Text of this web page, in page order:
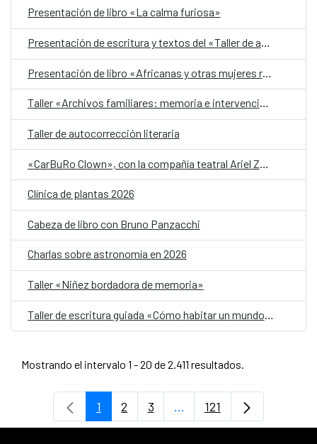
Presentación de libro «La calma furiosa»
Presentación de escritura y textos del «Taller de autobiografía para mujeres 70+»
Presentación de libro «Africanas y otras mujeres racializadas»
Taller «Archivos familiares: memoria e intervención»
Taller de autocorrección literaria
Clínica de plantas 2026
Cabeza de libro con Bruno Panzacchi
Charlas sobre astronomía en 2026
Taller «Niñez bordadora de memoria»
Mostrando el intervalo 1 - 20 de 2.411 resultados.
Página
1 Página
2 Página
3 ...Páginas intermedias Use
Página
121